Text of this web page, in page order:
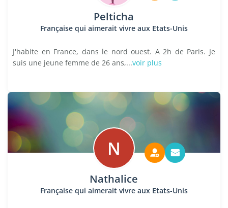
Pelticha
Française qui aimerait vivre aux Etats-Unis
J'habite en France, dans le nord ouest. A 2h de Paris. Je
suis une jeune femme de 26 ans,...voir plus
N
Nathalice
Française qui aimerait vivre aux Etats-Unis